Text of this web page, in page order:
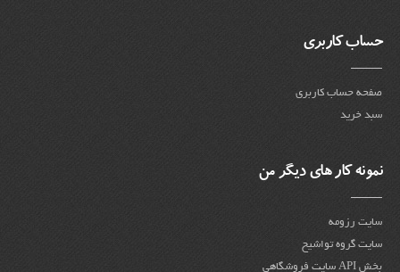
حساب کاربری
صفحه حساب کاربری
سبد خرید
نمونه کار های دیگر من
سایت رزومه
سایت گروه تواشیح
بخش API سایت فروشگاهی